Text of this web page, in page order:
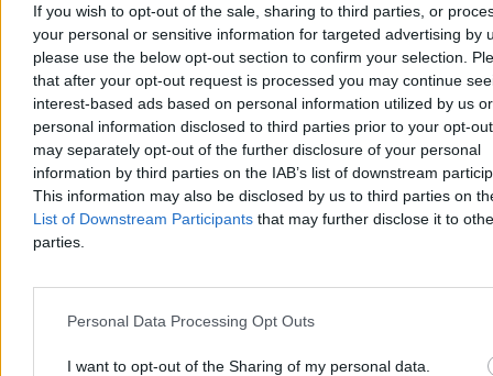
If you wish to opt-out of the sale, sharing to third parties, or
your personal or sensitive information for targeted advertising by
please use the below opt-out section to confirm your selection.
that after your opt-out request is processed you may continue
interest-based ads based on personal information utilized by us or
personal information disclosed to third parties prior to your opt-
may separately opt-out of the further disclosure of your personal
information by third parties on the IAB’s list of downstream
This information may also be disclosed by us to third parties on
List of Downstream Participants that may further disclose it to
parties.
Personal Data Processing Opt Outs
I want to opt-out of the Sharing of my personal data.
Niemiecki dziennik „Frankfurter Allgemeine Zeitung” z
zadowoleniem stwierdza, że Polska coraz mocniej zwraca się ku
odnawialnym źródłom energii: energetyce wiatrowej i słonecznej.
Niepokój autora tekstu budzi natomiast to, że część inicjatyw rządu
w zakresie polityki klimatycznej napotyka opór ze strony prezydenta
Karola Nawrockiego.
Katarzyna Dybińska
Wczoraj 14:38
4 min